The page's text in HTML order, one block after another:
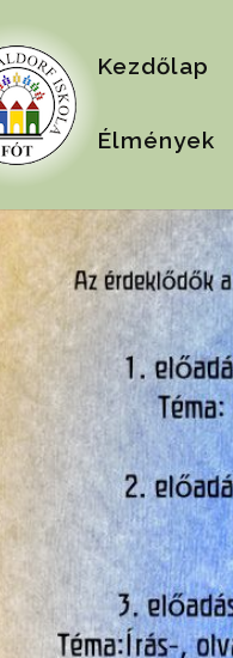
Kezdőlap
Élmények